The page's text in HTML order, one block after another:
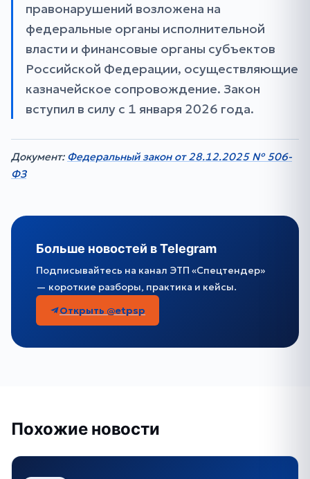
правонарушений возложена на
федеральные органы исполнительной
власти и финансовые органы субъектов
Российской Федерации, осуществляющие
казначейское сопровождение. Закон
вступил в силу с 1 января 2026 года.
Документ: Федеральный закон от 28.12.2025 № 506-
ФЗ
Больше новостей в Telegram
Подписывайтесь на канал ЭТП «Спецтендер»
— короткие разборы, практика и кейсы.
Открыть @etpsp
Похожие новости